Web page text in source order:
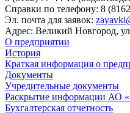
Справки по телефону: 8
Эл. почта для заявок:
Адрес: Великий Новгород,
О предприятии
История
Краткая информация о
Документы
Учредительные документы
Раскрытие информации АО
Бухгалтерская отчетность